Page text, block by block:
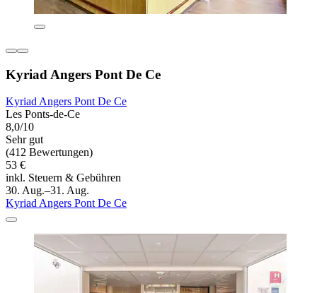
Kyriad Angers Pont De Ce
Kyriad Angers Pont De Ce
Les Ponts-de-Ce
8,0/10
Sehr gut
(412 Bewertungen)
53 €
inkl. Steuern & Gebühren
30. Aug.–31. Aug.
Kyriad Angers Pont De Ce